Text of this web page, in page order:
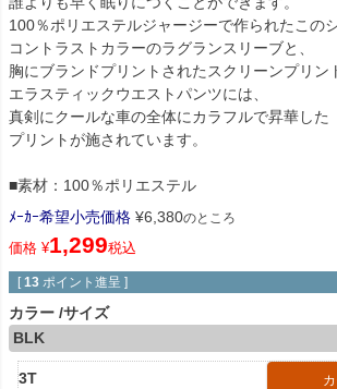
100％ポリエステルジャージーで作られたこのシ
コントラストカラーのラグランスリーブと、
胸にブランドプリントされたスクリーンプリン
エラスティックウエストパンツには、
真剣にクールな車の全体にカラフルで昇華した
プリントが施されています。
■素材：100％ポリエステル
ﾒｰｶｰ希望小売価格 ¥6,380のところ
価格 ¥1,299税込
[ 13 ポイント進呈 ]
カラー サイズ
BLK
3T